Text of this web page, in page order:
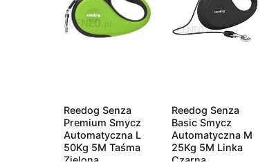
Reedog Senza
Premium Smycz
Automatyczna L
50Kg 5M Taśma
Zielona
Reedog Senza
Basic Smycz
Automatyczna M
25Kg 5M Linka
Czarna